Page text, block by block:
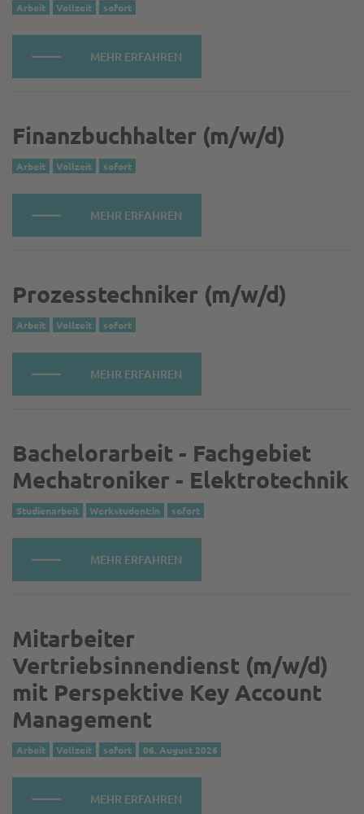
Arbeit Vollzeit sofort
MEHR ERFAHREN
Finanzbuchhalter (m/w/d)
Arbeit Vollzeit sofort
MEHR ERFAHREN
Prozesstechniker (m/w/d)
Arbeit Vollzeit sofort
MEHR ERFAHREN
Bachelorarbeit - Fachgebiet
Mechatroniker - Elektrotechnik
Studienarbeit Werkstudent:in sofort
MEHR ERFAHREN
Mitarbeiter
Vertriebsinnendienst (m/w/d)
mit Perspektive Key Account
Management
Arbeit Vollzeit sofort 06. August 2026
MEHR ERFAHREN